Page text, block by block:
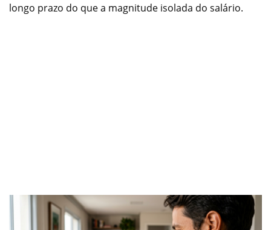
longo prazo do que a magnitude isolada do salário.